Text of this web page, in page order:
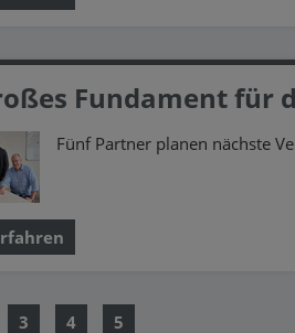
Fundament für
Fünf Partner planen nächste
3 4 5